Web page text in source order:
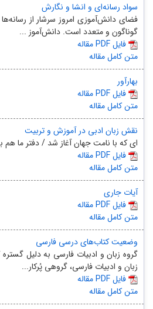
سواد رسانه‌ای و انشا و نگارش
فضای دانش‌آموزی امروز سرشار از رسانه‌ها
گوناگون و متعدد است. دانش‌آموز ...
مقاله PDF فایل
متن کامل مقاله
بهارآور
مقاله PDF فایل
متن کامل مقاله
نقش زبان ادبی در آموزش و تربیت
ای که با نامت جهان آغاز شد / دفتر ما هم
مقاله PDF فایل
متن کامل مقاله
آیات جاری
مقاله PDF فایل
متن کامل مقاله
وضعیت کتاب‌های درسی فارسی
گروه زبان و ادبیات فارسی به دلیل
زبان و ادبیات فارسی، گروهی پُرکار...
مقاله PDF فایل
متن کامل مقاله